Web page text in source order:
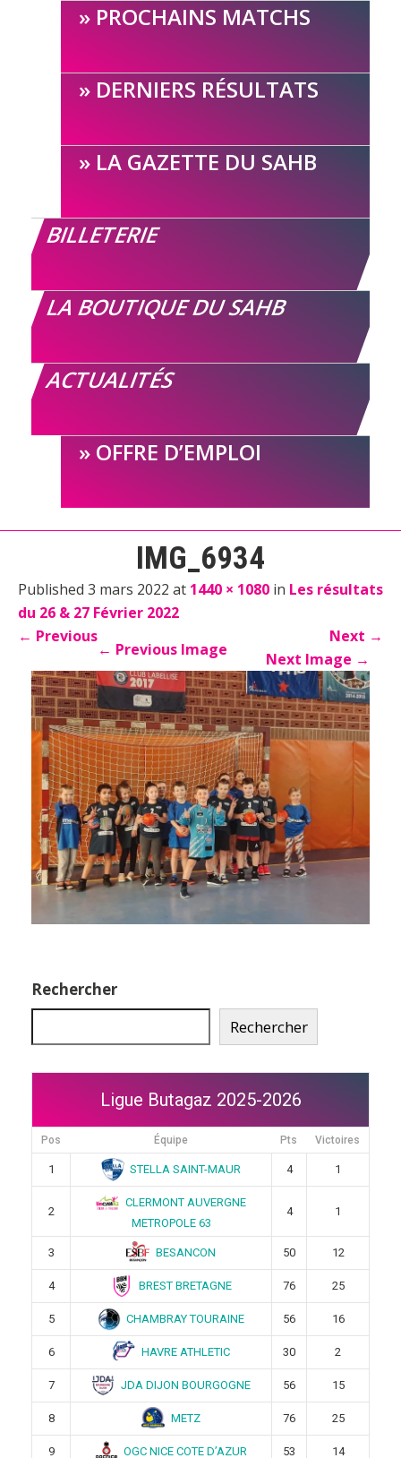
PROCHAINS MATCHS
DERNIERS RÉSULTATS
LA GAZETTE DU SAHB
BILLETERIE
LA BOUTIQUE DU SAHB
ACTUALITÉS
OFFRE D’EMPLOI
IMG_6934
Published 3 mars 2022 at 1440 × 1080 in Les résultats
du 26 & 27 Février 2022
← Previous Next →
← Previous Image Next Image →
Rechercher
Rechercher
Ligue Butagaz 2025-2026
Pos Équipe Pts Victoires
1 STELLA SAINT-MAUR 4 1
2
CLERMONT AUVERGNE
METROPOLE 63
4 1
3 BESANCON 50 12
4 BREST BRETAGNE 76 25
5 CHAMBRAY TOURAINE 56 16
6 HAVRE ATHLETIC 30 2
7 JDA DIJON BOURGOGNE 56 15
8 METZ 76 25
9 OGC NICE COTE D’AZUR 53 14